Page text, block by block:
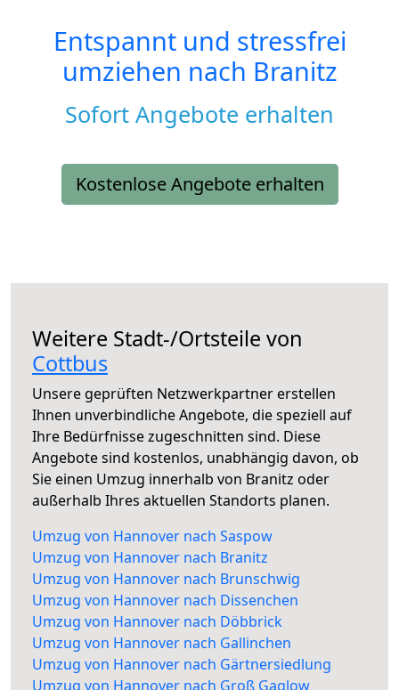
Entspannt und stressfrei
umziehen nach Branitz
Sofort Angebote erhalten
Kostenlose Angebote erhalten
Weitere Stadt-/Ortsteile von
Cottbus
Unsere geprüften Netzwerkpartner erstellen
Ihnen unverbindliche Angebote, die speziell auf
Ihre Bedürfnisse zugeschnitten sind. Diese
Angebote sind kostenlos, unabhängig davon, ob
Sie einen Umzug innerhalb von Branitz oder
außerhalb Ihres aktuellen Standorts planen.
Umzug von Hannover nach Saspow
Umzug von Hannover nach Branitz
Umzug von Hannover nach Brunschwig
Umzug von Hannover nach Dissenchen
Umzug von Hannover nach Döbbrick
Umzug von Hannover nach Gallinchen
Umzug von Hannover nach Gärtnersiedlung
Umzug von Hannover nach Groß Gaglow